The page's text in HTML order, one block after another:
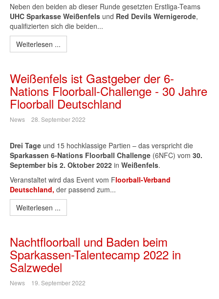
Neben den beiden ab dieser Runde gesetzten Erstliga-Teams
UHC Sparkasse Weißenfels und Red Devils Wernigerode,
qualifizierten sich die beiden...
Weiterlesen ...
Weißenfels ist Gastgeber der 6-
Nations Floorball-Challenge - 30 Jahre
Floorball Deutschland
News 28. September 2022
Drei Tage und 15 hochklassige Partien – das verspricht die
Sparkassen 6-Nations Floorball Challenge (6NFC) vom 30.
September bis 2. Oktober 2022 in Weißenfels.
Veranstaltet wird das Event vom Floorball-Verband
Deutschland, der passend zum...
Weiterlesen ...
Nachtfloorball und Baden beim
Sparkassen-Talentecamp 2022 in
Salzwedel
News 19. September 2022